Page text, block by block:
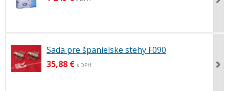
Sada pre španielske stehy F090
35,88 € s DPH